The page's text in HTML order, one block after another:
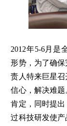
2012年5-6月是
形势，为了确
责人特来巨星
信心，解决难
肯定，同时提
过科技研发使